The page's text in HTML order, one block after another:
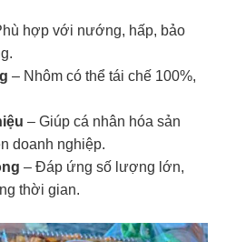
hợp với nướng, hấp, bảo
– Nhôm có thể tái chế 100%,
– Giúp cá nhân hóa sản
doanh nghiệp.
– Đáp ứng số lượng lớn,
thời gian.